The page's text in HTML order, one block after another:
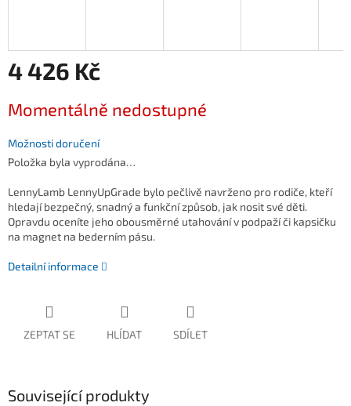
4 426 Kč
cena:
Momentálně nedostupné
Možnosti doručení
Položka byla vyprodána…
LennyLamb LennyUpGrade bylo pečlivě navrženo pro rodiče, kteří
hledají bezpečný, snadný a funkční způsob, jak nosit své děti.
Opravdu oceníte jeho obousměrné utahování v podpaží či kapsičku
na magnet na bederním pásu.
Detailní informace
ZEPTAT SE HLÍDAT SDÍLET
Související produkty